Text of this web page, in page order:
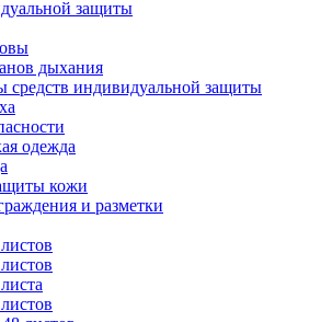
защиты
дыхания
средств индивидуальной защиты
одежда
кожи
и разметки